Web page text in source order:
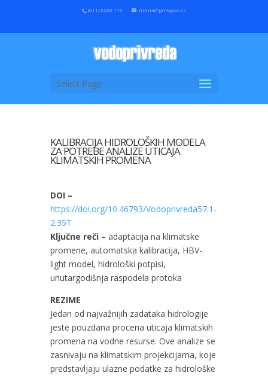
(011) 3230 119 mtina@grf.bg.ac.rs
Select Page
KALIBRACIJA HIDROLOŠKIH MODELA
ZA POTREBE ANALIZE UTICAJA
KLIMATSKIH PROMENA
DOI –
https://doi.org/10.46793/Vodoprivreda57.1-
2.35T
Ključne reči – adaptacija na klimatske
promene, automatska kalibracija, HBV-
light model, hidrološki potpisi,
unutargodišnja raspodela protoka
REZIME
Jedan od najvažnijih zadataka hidrologije
jeste pouzdana procena uticaja klimatskih
promena na vodne resurse. Ove analize se
zasnivaju na klimatskim projekcijama, koje
predstavljaju ulazne podatke za hidrološke